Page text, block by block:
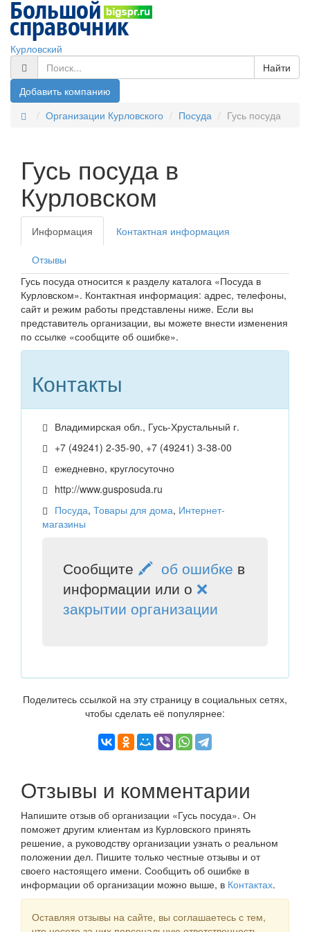
Курловский
Найти
Добавить компанию
Организации Курловского
Посуда Гусь посуда
Гусь посуда в
Курловском
Информация Контактная информация
Отзывы
Гусь посуда относится к разделу каталога «Посуда в
Курловском». Контактная информация: адрес, телефоны,
сайт и режим работы представлены ниже. Если вы
представитель организации, вы можете внести изменения
по ссылке «сообщите об ошибке».
Контакты
Владимирская обл., Гусь-Хрустальный г.
+7 (49241) 2-35-90, +7 (49241) 3-38-00
ежедневно, круглосуточно
http://www.gusposuda.ru
Посуда, Товары для дома, Интернет-
магазины
Сообщите 🖍 об ошибке в
информации или о ❌
закрытии организации
Поделитесь ссылкой на эту страницу в социальных сетях,
чтобы сделать её популярнее:
Отзывы и комментарии
Напишите отзыв об организации «Гусь посуда». Он
поможет другим клиентам из Курловского принять
решение, а руководству организации узнать о реальном
положении дел. Пишите только честные отзывы и от
своего настоящего имени. Сообщить об ошибке в
информации об организации можно выше, в Контактах.
Оставляя отзывы на сайте, вы соглашаетесь с тем,